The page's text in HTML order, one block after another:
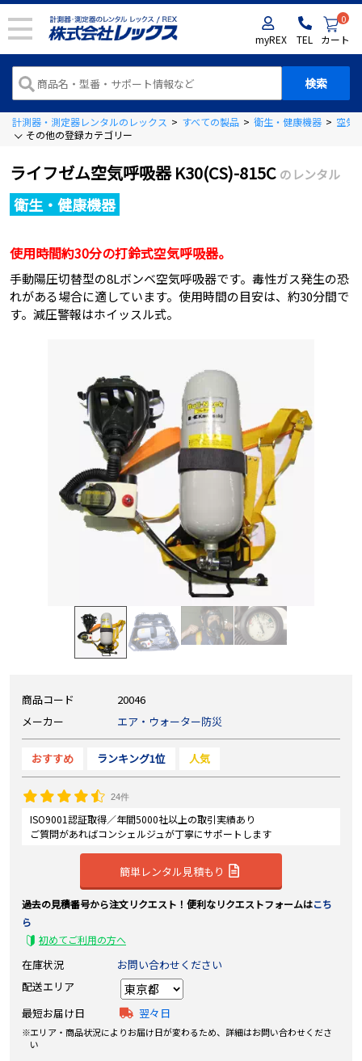
myREX TEL
0
カート
計測器・測定器レンタルのレックス > すべての製品 > 衛生・健康機器 > 空気
その他の登録カテゴリー
ライフゼム空気呼吸器 K30(CS)-815C のレンタル
衛生・健康機器
使用時間約30分の打鈴式空気呼吸器。
手動陽圧切替型の8Lボンベ空気呼吸器です。毒性ガス発生の恐
れがある場合に適しています。使用時間の目安は、約30分間で
す。減圧警報はホイッスル式。
商品コード
20046
メーカー
エア・ウォーター防災
おすすめ ランキング1位 人気
24件
ISO9001認証取得／年間5000社以上の取引実績あり
ご質問があればコンシェルジュが丁寧にサポートします
簡単レンタル見積もり
過去の見積番号から注文リクエスト！便利なリクエストフォームはこち
ら
初めてご利用の方へ
在庫状況
お問い合わせください
配送エリア
最短お届け日
翌々日
エリア・商品状況によりお届け日が変わるため、詳細はお問い合わせくださ
い